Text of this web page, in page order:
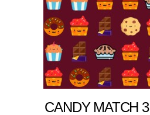
CANDY MATCH 3